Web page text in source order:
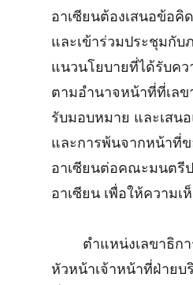
อาเซียนต้องเสนอข้อคิ
และเข้าร่วมประชุมกั
แนวนโยบายที่ได้รับคว
ตามอำนาจหน้าที่ที่เลข
รับมอบหมาย และเสน
และการพ้นจากหน้าที่ข
อาเซียนต่อคณะมนตรี
อาเซียน เพื่อให้ความเ
ตำแหน่งเลขาธิการ
หัวหน้าเจ้าหน้าที่ฝ่ายบ